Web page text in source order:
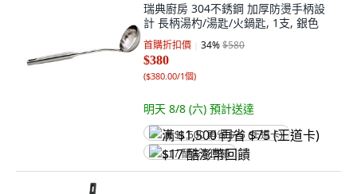
瑞典廚房 304不銹鋼 加厚防燙手柄設
計 長柄湯杓/湯匙/火鍋匙, 1支, 銀色
首購折扣價 34%$580
$380
($380.00/1個)
明天 8/8 (六) 預計送達
满 $1,500 再省 $75 (王道卡)
$17 酷澎幣回饋